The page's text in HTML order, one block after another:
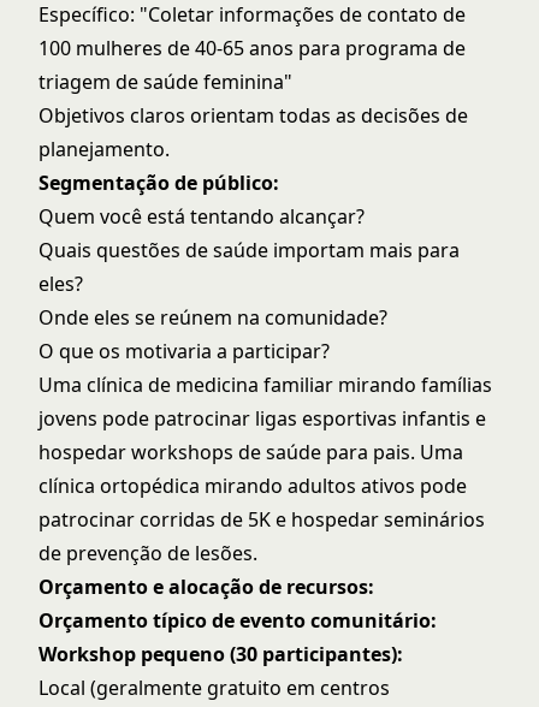
Específico: "Coletar informações de contato de
100 mulheres de 40-65 anos para programa de
triagem de saúde feminina"
Objetivos claros orientam todas as decisões de
planejamento.
Segmentação de público:
Quem você está tentando alcançar?
Quais questões de saúde importam mais para
eles?
Onde eles se reúnem na comunidade?
O que os motivaria a participar?
Uma clínica de medicina familiar mirando famílias
jovens pode patrocinar ligas esportivas infantis e
hospedar workshops de saúde para pais. Uma
clínica ortopédica mirando adultos ativos pode
patrocinar corridas de 5K e hospedar seminários
de prevenção de lesões.
Orçamento e alocação de recursos:
Orçamento típico de evento comunitário:
Workshop pequeno (30 participantes):
Local (geralmente gratuito em centros